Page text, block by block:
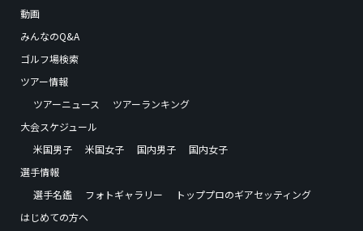
動画
みんなのQ&A
ゴルフ場検索
ツアー情報
ツアーニュース
ツアーランキング
大会スケジュール
米国男子
米国女子 国内男子
国内女子
選手情報
選手名鑑
フォトギャラリー
トッププロのギアセッティング
はじめての方へ